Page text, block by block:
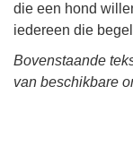
die een hond
iedereen die
Bovenstaande
van beschikbare